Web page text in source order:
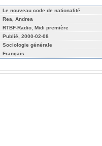
Le nouveau code de nationalité
Rea, Andrea
RTBF-Radio, Midi première
Publié, 2000-02-08
Sociologie générale
Français